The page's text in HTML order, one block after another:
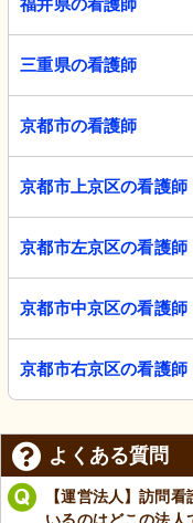
福井県の看護師
三重県の看護師
京都市の看護師
京都市上京区の看護師
京都市左京区の看護師
京都市中京区の看護師
京都市右京区の看護師
よくある質問
【運営法人】訪問